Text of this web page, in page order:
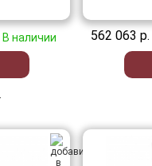
В наличии 562 063 р.